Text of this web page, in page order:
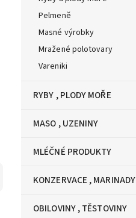
Pelmeně
Masné výrobky
Mražené polotovary
Vareniki
RYBY , PLODY MOŘE
MASO , UZENINY
MLÉČNÉ PRODUKTY
KONZERVACE , MARINADY
OBILOVINY , TĚSTOVINY